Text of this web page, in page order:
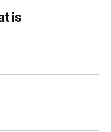
is